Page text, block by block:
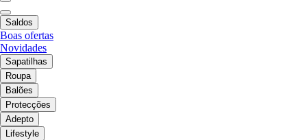
Saldos
Boas ofertas
Novidades
Sapatilhas
Roupa
Balões
Protecções
Adepto
Lifestyle